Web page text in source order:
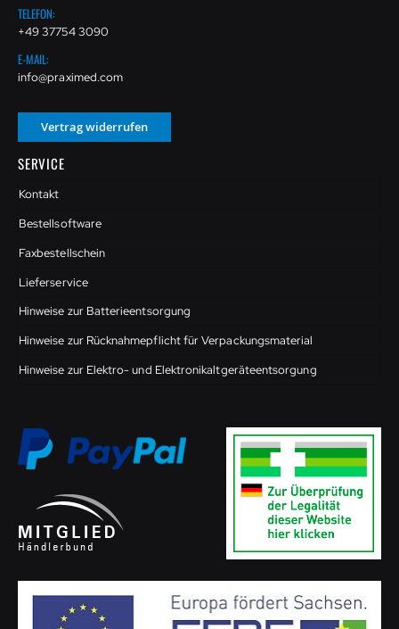
TELEFON:
+49 37754 3090
E-MAIL:
info@praximed.com
Vertrag widerrufen
SERVICE
Kontakt
Bestellsoftware
Faxbestellschein
Lieferservice
Hinweise zur Batterieentsorgung
Hinweise zur Rücknahmepflicht für Verpackungsmaterial
Hinweise zur Elektro- und Elektronikaltgeräteentsorgung